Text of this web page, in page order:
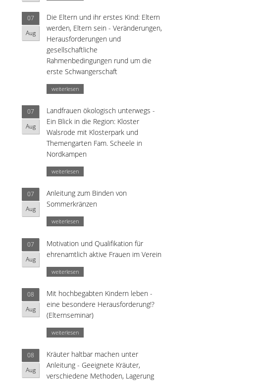
07
Aug
Die Eltern und ihr erstes Kind: Eltern
werden, Eltern sein - Veränderungen,
Herausforderungen und
gesellschaftliche
Rahmenbedingungen rund um die
erste Schwangerschaft
weiterlesen
07
Aug
Landfrauen ökologisch unterwegs -
Ein Blick in die Region: Kloster
Walsrode mit Klosterpark und
Themengarten Fam. Scheele in
Nordkampen
weiterlesen
07
Aug
Anleitung zum Binden von
Sommerkränzen
weiterlesen
07
Aug
Motivation und Qualifikation für
ehrenamtlich aktive Frauen im Verein
weiterlesen
08
Aug
Mit hochbegabten Kindern leben -
eine besondere Herausforderung!?
(Elternseminar)
weiterlesen
08
Aug
Kräuter haltbar machen unter
Anleitung - Geeignete Kräuter,
verschiedene Methoden, Lagerung